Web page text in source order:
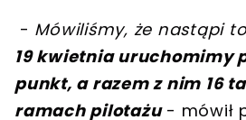
- Mówiliśmy, że nastąpi
19 kwietnia uruchomimy
punkt, a razem z nim 16
ramach pilotażu- mówił